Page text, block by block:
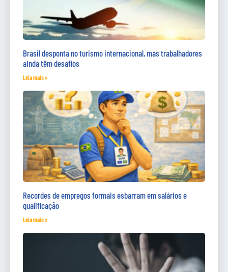
Brasil desponta no turismo internacional, mas trabalhadores
ainda têm desafios
Leia mais »
Recordes de empregos formais esbarram em salários e
qualificação
Leia mais »